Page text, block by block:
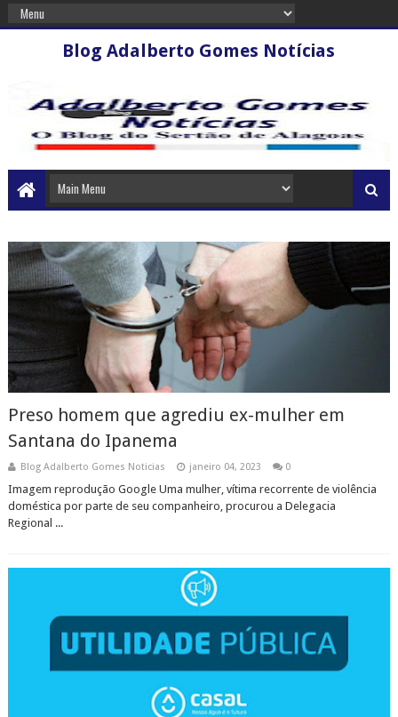
Blog Adalberto Gomes Notícias
Preso homem que agrediu ex-mulher em
Santana do Ipanema
Blog Adalberto Gomes Noticias janeiro 04, 2023 0
Imagem reprodução Google Uma mulher, vítima recorrente de violência
doméstica por parte de seu companheiro, procurou a Delegacia
Regional ...